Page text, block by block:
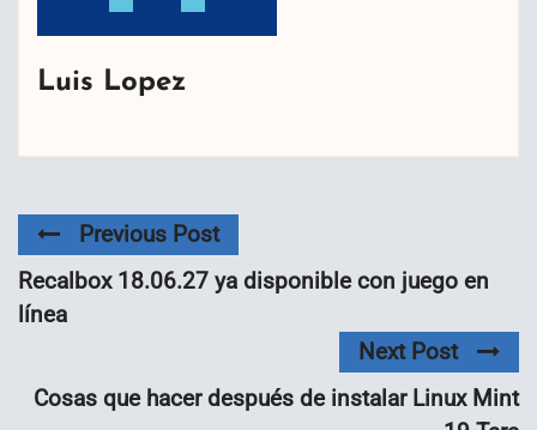
Luis Lopez
Previous Post
Recalbox 18.06.27 ya disponible con juego en
línea
Next Post
Cosas que hacer después de instalar Linux Mint